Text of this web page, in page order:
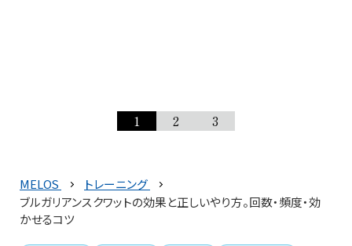
1 2 3
MELOS
トレーニング
ブルガリアンスクワットの効果と正しいやり方。回数・頻度・効
かせるコツ